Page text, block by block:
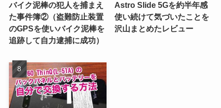
バイク泥棒の犯人を捕まえ
た事件簿②（盗難防止装置
のGPSを使いバイク泥棒を
追跡して自力逮捕に成功）
Astro Slide 5Gを約半年感
使い続けて気づいたことを
沢山まとめたレビュー